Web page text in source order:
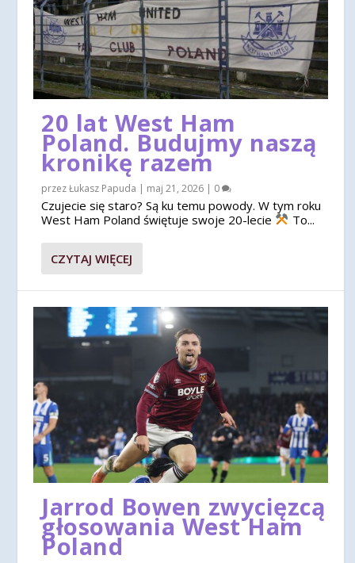
20 lat West Ham
Poland. Budujmy naszą
kronikę razem
przezŁukasz Papuda | maj 21, 2026 | 0
Czujecie się staro? Są ku temu powody. W tym roku
West Ham Poland świętuje swoje 20-lecie
To...
CZYTAJ WIĘCEJ
Jarrod Bowen zwycięzcą
głosowania West Ham
Poland